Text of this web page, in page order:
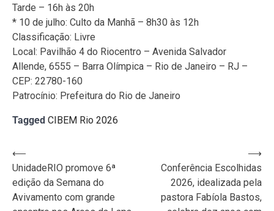
Tarde – 16h às 20h
* 10 de julho: Culto da Manhã – 8h30 às 12h
Classificação: Livre
Local: Pavilhão 4 do Riocentro – Avenida Salvador
Allende, 6555 – Barra Olímpica – Rio de Janeiro – RJ –
CEP: 22780-160
Patrocínio: Prefeitura do Rio de Janeiro
Tagged CIBEM Rio 2026
Navegação
de
Post
⟵
UnidadeRIO promove 6ª
edição da Semana do
Avivamento com grande
Conferência Escolhidas
2026, idealizada pela
pastora Fabíola Bastos,
⟶